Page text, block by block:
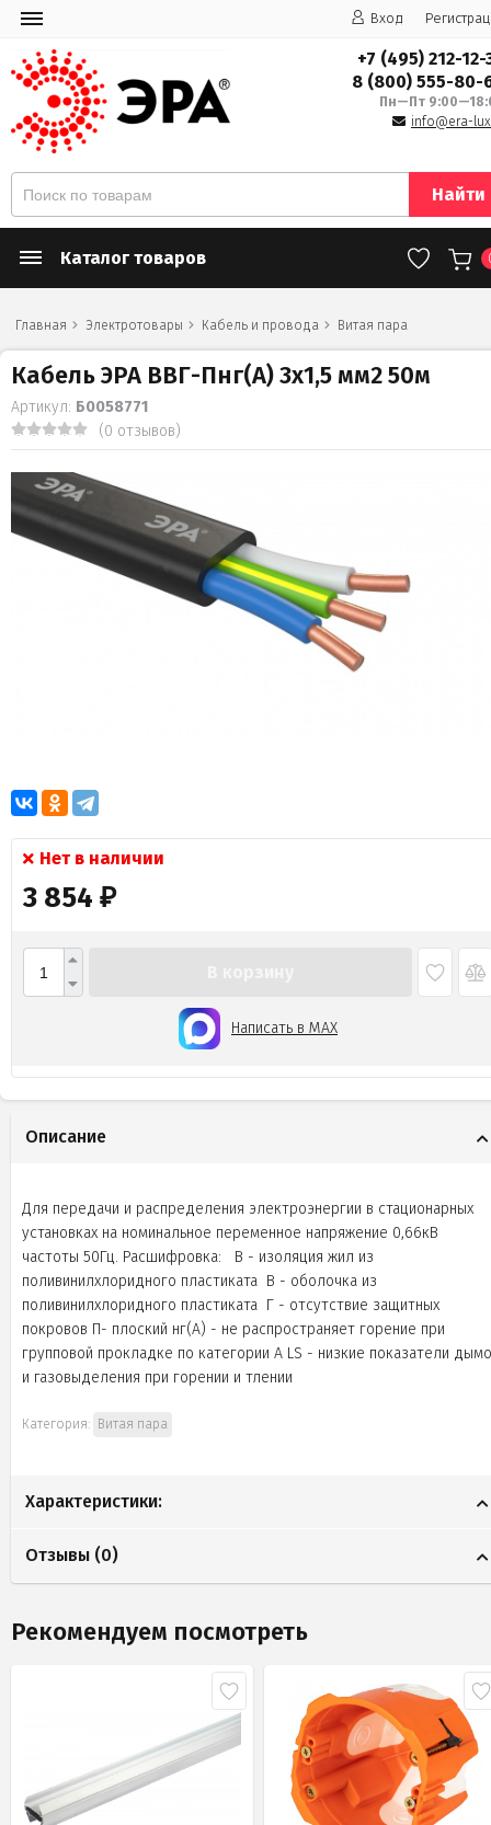
Вход
+7 (495) 212-12-
8 (800) 555-80-
Пн—Пт
info@era-
Найти
Каталог товаров
Главная Электротовары Кабель и провода Витая пара
Кабель ЭРА ВВГ-Пнг(А) 3х1,5 мм2 50м
Артикул: Б0058771
(0 отзывов)
Нет в наличии
3 854 ₽
Написать в MAX
Описание
Для передачи и распределения электроэнергии в стационарных
установках на номинальное переменное напряжение 0,66кВ
частоты 50Гц. Расшифровка: В - изоляция жил из
поливинилхлоридного пластиката В - оболочка из
поливинилхлоридного пластиката Г - отсутствие защитных
покровов П- плоский нг(А) - не распространяет горение при
групповой прокладке по категории А LS - низкие показатели дымо
и газовыделения при горении и тлении
Категория: Витая пара
Характеристики:
Отзывы (0)
Рекомендуем посмотреть